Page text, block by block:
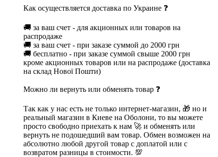
Как осуществляется доставка по Украине ❓
🚚 за ваш счет - для акционных или товаров на
распродаже
🚚 за ваш счет - при заказе суммой до 2000 грн
🚚 бесплатно - при заказе суммой свыше 2000 грн
кроме акционных товаров или на распродаже (доставка
на склад Нової Пошти)
Можно ли вернуть или обменять товар ❓
Так как у нас есть не только интернет-магазин, 🎁 но и
реальный магазин в Киеве на Оболони, то вы можете
просто свободно приехать к нам 🚀 и обменять или
вернуть не подошедший вам товар. Обмен возможен на
абсолютно любой другой товар с доплатой или с
возвратом разницы в стоимости. 💯